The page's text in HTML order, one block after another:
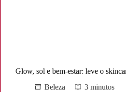
Glow, sol e bem-estar: leve o
Beleza
3 minutos